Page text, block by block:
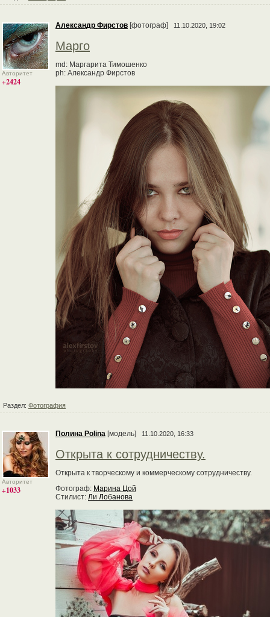
Авторитет
+2424
Александр Фирстов [фотограф] 11.10.2020, 19:02
Марго
md: Маргарита Тимошенко
ph: Александр Фирстов
Раздел: Фотография
Авторитет
+1033
Полина Polina [модель] 11.10.2020, 16:33
Открыта к сотрудничеству.
Открыта к творческому и коммерческому сотрудничеству.
Фотограф: Марина Цой
Стилист: Ли Лобанова